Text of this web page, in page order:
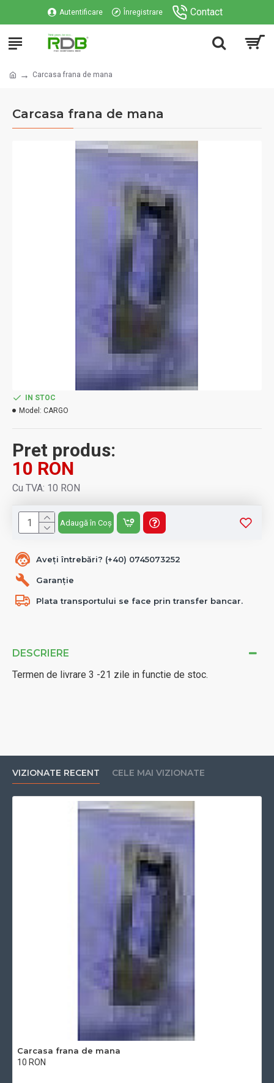
Autentificare Înregistrare Contact
Carcasa frana de mana
Carcasa frana de mana
DESCRIERE
Termen de livrare 3 -21 zile in functie de stoc.
Aveți întrebări? (+40) 0745073252
Garanție
Plata transportului se face prin transfer bancar.
Pret produs:
10 RON
Cu TVA: 10 RON
IN STOC
Model: CARGO
Adaugă în Coș
VIZIONATE RECENT CELE MAI VIZIONATE
Carcasa frana de mana
10 RON